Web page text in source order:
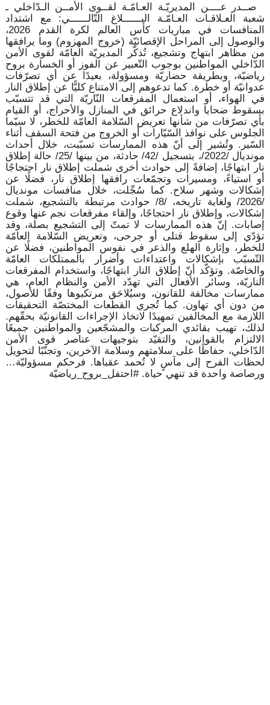
صــدر عــــن المديريّـة العـامّـة لقــوى الأمــن الـدّاخلي ـ
شعبة العـلاقـات العـامّـة البــــــلاغ التّالــــــي: مع اشتداد
المنافسات في مباريات كأس العالم لكرة القدم 2026،
والوصول إلى المراحل الإقصائيّة (خروج المهزوم) وما يرافقها
من مظاهر ابتهاج وتشجيع، تُذكّر المديريّة العامّة لقوى الأمن
الدّاخلي المواطنين بوجوب التّعبير عن الفوز أو الخسارة بروح
رياضيّة، وبطريقة حضاريّة ومسؤولة، بعيدًا عن أي تصرّفات
عدوانيّة أو خطرة. كما تدعوهم إلى الامتناع كليًّا عن إطلاق النار
في الهواء، أو استعمال المفرقعات النّاريّة التي قد تتسبّب
بسقوط ضحايا واندلاع حرائق في المنازل والأحراج، أو القيام
بأي تصرّفات من شأنها تعريض السّلامة العامّة للخطر، لا سيّما
الجلوس على نوافذ السّيّارات أو الخروج من فتحة السقف أثناء
السّير. وتُشير إلى أنّ هذه الممارسات تسبّبت، خلال أحداث
مونديال /2022/، بتسجيل /42/ حادثة، من بينها /25/ حالة إطلاق
نار ابتهاجًا، إضافةً إلى حوادث أخرى شملت إطلاق نار احتجاجًا
أو استياءً، ومسيرات وتجمّعات رافقها إطلاق نار، فضلًا عن
إشكالات وشهر سلاح. كما سُجِّلت، خلال منافسات مونديال
/2026/ ولغاية تاريخه، /8/ حوادث مرتبطة بالتشجيع، شملت
إشكالات، وإطلاق نار احتجاجًا، وإلقاء مفرقعات نجم عنها وقوع
إصابات. إنّ هذه الممارسات لا تمتّ إلى التشجيع بصلة، وقد
تؤدّي إلى سقوط قتلى أو جرحى، وتعريض السّلامة العامّة
للخطر، وإثارة الهلع والذعر في نفوس المواطنين، فضلًا عن
التّسبّب بإشكالات واعتداءات وأضرار بالممتلكات العامّة
والخاصّة. وتؤكّد أنّ إطلاق النار ابتهاجًا، واستخدام المفرقعات
الناريّة، وسائر الأفعال التي تهدّد الأمن والنظام العام، هي
ممارسات مخالفة للقانون، وسيُلاحَق مرتكبوها وفقًا للأصول،
من دون أي تهاون. كما تُجري القطعات المختصّة التحقيقات
اللازمة مع المخالفين تمهيدًا لاتخاذ الإجراءات القانونيّة بحقّهم.
لذلك، تهيب بقائدي المركبات والمشجّعين والمواطنين جميعًا
الالتزام بالقوانين، والتقيّد بتوجيهات عناصر قوى الأمن
الدّاخلي، حفاظًا على سلامتهم وسلامة الآخرين، وتجنّبًا لتحويل
لحظات الفرح إلى مآسٍ لا تُحمد عقباها. فرحكم مسؤوليّة…
ورصاصة واحدة قد تنهي حياة. #احتفل_بروح_رياضيّة